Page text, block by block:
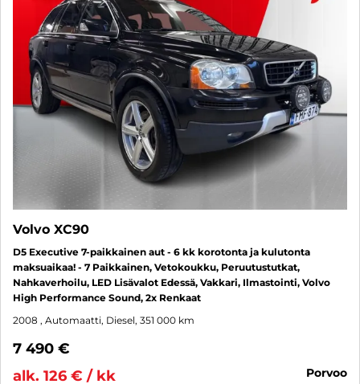
Volvo XC90
D5 Executive 7-paikkainen aut - 6 kk korotonta ja kulutonta
maksuaikaa! - 7 Paikkainen, Vetokoukku, Peruutustutkat,
Nahkaverhoilu, LED Lisävalot Edessä, Vakkari, Ilmastointi, Volvo
High Performance Sound, 2x Renkaat
2008 , Automaatti, Diesel, 351 000 km
7 490 €
alk. 126 € / kk
porvoo